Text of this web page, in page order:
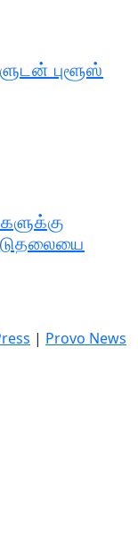
புளூஸ்
| Provo News